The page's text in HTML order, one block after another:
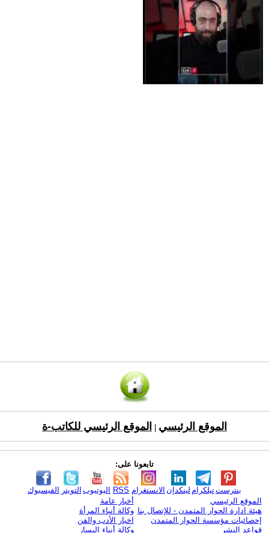
الموقع الرئيسي الموقع الرئيسي للكاتب-ة
تابعونا على:
الفيسبوك التويتر اليوتيوب RSS الانستغرام لينكدإن تيلكرامبنترست
الموقع الرئيسي
هيئة ادارة الحوار المتمدن - للإتصال بنا
إحصائيات مؤسسة الحوار المتمدن
قواعد النشر
أخبار عامة
وكالة أنباء المرأة
اخبار الأدب والفن
وكالة أنباء اليسار